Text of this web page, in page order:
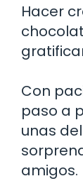
Hacer
Con
paso a
unas
amigos.